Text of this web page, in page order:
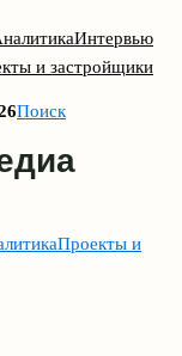
Интервью
и застройщики
Поиск
Проекты и